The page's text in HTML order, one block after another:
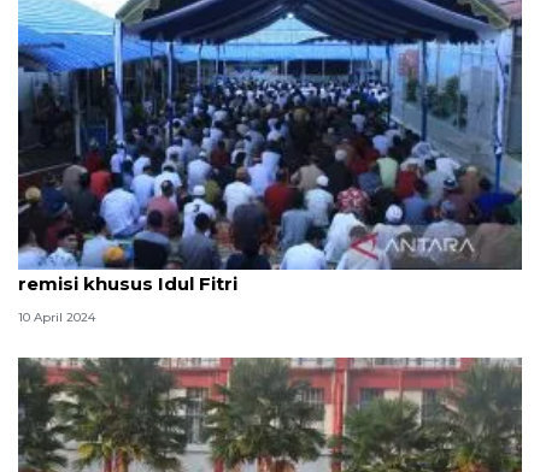
483 narapidana Rutan Georgia Paser peroleh
remisi khusus Idul Fitri
10 April 2024